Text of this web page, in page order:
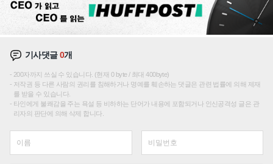
기사댓글0개
200자까지 쓰실 수 있습니다. (현재 0 byte / 최대 400byte)
저작권 등 다른 사람의 권리를 침해하거나 명예를 훼손하는 댓글은 관련 법률에 의해 제재
를 받을 수 있습니다.
타인에게 불쾌감을 주는 욕설 등 비하하는 단어가 내용에 포함되거나 인신공격성 글은 관
리자의 판단에 의해 삭제 합니다.